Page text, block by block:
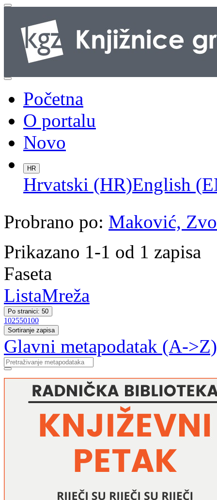
Početna
O portalu
Novo
HR
Hrvatski (HR)English
Probrano po: Maković,
Prikazano 1-1 od 1 zapisa
Faseta
ListaMreža
Po stranici: 50
102550100
Sortiranje zapisa
Glavni metapodatak (A->Z)